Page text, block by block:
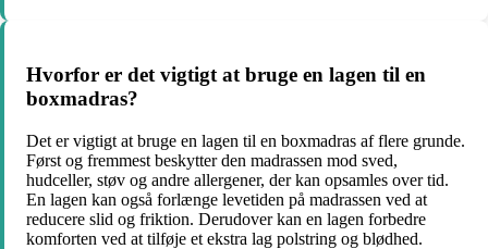
Hvorfor er det vigtigt at bruge en lagen til en
boxmadras?
Det er vigtigt at bruge en lagen til en boxmadras af flere grunde.
Først og fremmest beskytter den madrassen mod sved,
hudceller, støv og andre allergener, der kan opsamles over tid.
En lagen kan også forlænge levetiden på madrassen ved at
reducere slid og friktion. Derudover kan en lagen forbedre
komforten ved at tilføje et ekstra lag polstring og blødhed.